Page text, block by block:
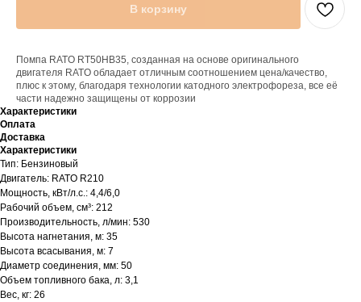
В корзину
Помпа RATO RT50HB35, созданная на основе оригинального
двигателя RATO обладает отличным соотношением цена/качество,
плюс к этому, благодаря технологии катодного электрофореза, все её
части надежно защищены от коррозии
Характеристики
Оплата
Доставка
Характеристики
Тип: Бензиновый
Двигатель: RATO R210
Мощность, кВт/л.с.: 4,4/6,0
Рабочий объем, см³: 212
Производительность, л/мин: 530
Высота нагнетания, м: 35
Высота всасывания, м: 7
Диаметр соединения, мм: 50
Объем топливного бака, л: 3,1
Вес, кг: 26